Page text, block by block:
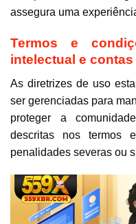
assegura uma
Termos e
intelectual e contas
As diretrizes de uso
ser gerenciadas para
proteger a
descritas nos termos
penalidades severas ou